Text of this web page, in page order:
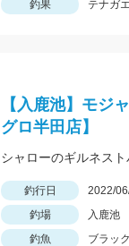
釣果
テナガ
【入鹿池】モ
グロ半田店】
釣行日 2022/
釣場
入鹿池
釣魚
ブラッ